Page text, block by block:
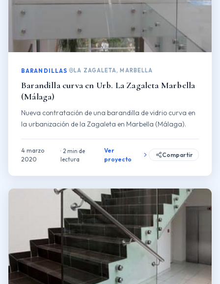
BARANDILLAS LA ZAGALETA, MARBELLA
Barandilla curva en Urb. La Zagaleta Marbella
(Málaga)
Nueva contratación de una barandilla de vidrio curva en
la urbanización de la Zagaleta en Marbella (Málaga).
4 marzo
2020
2 min de
lectura
Ver
proyecto
Compartir